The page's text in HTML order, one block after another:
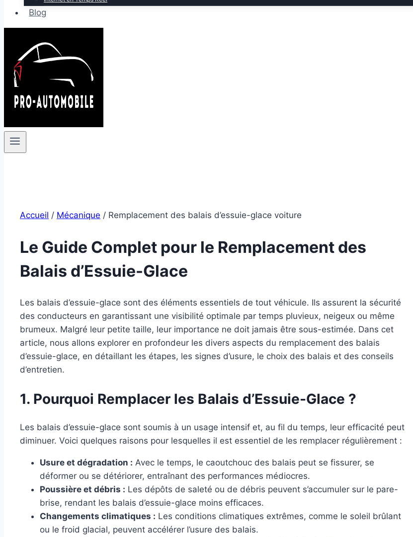
Blog
Accueil / Mécanique / Remplacement des balais d’essuie-glace voiture
Le Guide Complet pour le Remplacement des
Balais d’Essuie-Glace
Les balais d’essuie-glace sont des éléments essentiels de tout véhicule. Ils assurent la sécurité
des conducteurs en garantissant une visibilité optimale par temps pluvieux, neigeux ou même
brumeux. Malgré leur petite taille, leur importance ne doit jamais être sous-estimée. Dans cet
article, nous allons explorer en profondeur les divers aspects du remplacement des balais
d’essuie-glace, en détaillant les étapes, les signes d’usure, le choix des balais et des conseils
d’entretien.
1. Pourquoi Remplacer les Balais d’Essuie-Glace ?
Les balais d’essuie-glace sont soumis à un usage intensif et, au fil du temps, leur efficacité peut
diminuer. Voici quelques raisons pour lesquelles il est essentiel de les remplacer régulièrement :
Usure et dégradation : Avec le temps, le caoutchouc des balais peut se fissurer, se
déformer ou se détériorer, entraînant des performances médiocres.
Poussière et débris : Les dépôts de saleté ou de débris peuvent s’accumuler sur le pare-
brise, rendant les balais d’essuie-glace moins efficaces.
Changements climatiques : Les conditions climatiques extrêmes, comme le soleil brûlant
ou le froid glacial, peuvent accélérer l’usure des balais.